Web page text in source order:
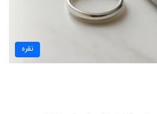
نقره